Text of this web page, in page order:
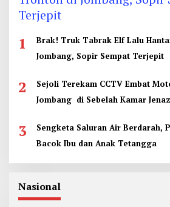
1
Brak! Truk Tabrak Elf Lalu
Jombang, Sopir Sempat Terjepit
2
Sejoli Terekam CCTV Embat
Jombang di Sebelah Kamar
3
Sengketa Saluran Air Berdarah,
Bacok Ibu dan Anak Tetangga
Nasional